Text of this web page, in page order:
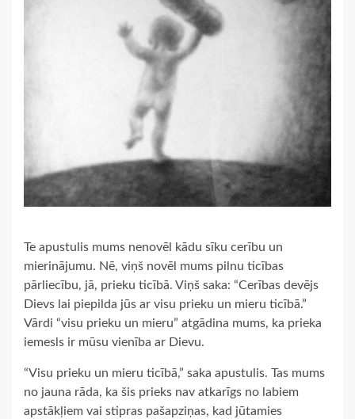
Te apustulis mums nenovēl kādu sīku cerību un
mierinājumu. Nē, viņš novēl mums pilnu ticības
pārliecību, jā, prieku ticībā. Viņš saka: “Cerības devējs
Dievs lai piepilda jūs ar visu prieku un mieru ticībā.”
Vārdi “visu prieku un mieru” atgādina mums, ka prieka
iemesls ir mūsu vienība ar Dievu.
“Visu prieku un mieru ticībā,” saka apustulis. Tas mums
no jauna rāda, ka šis prieks nav atkarīgs no labiem
apstākļiem vai stipras pašapziņas, kad jūtamies